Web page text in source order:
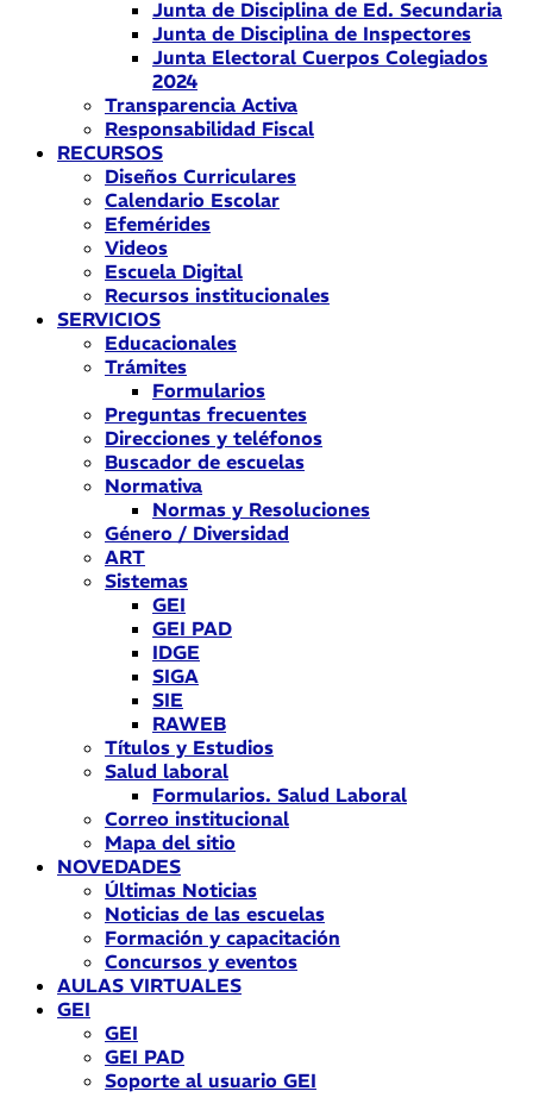
Junta de Disciplina de Ed. Secundaria
Junta de Disciplina de Inspectores
Junta Electoral Cuerpos Colegiados
2024
Transparencia Activa
Responsabilidad Fiscal
RECURSOS
Diseños Curriculares
Calendario Escolar
Efemérides
Videos
Escuela Digital
Recursos institucionales
SERVICIOS
Educacionales
Trámites
Formularios
Preguntas frecuentes
Direcciones y teléfonos
Buscador de escuelas
Normativa
Normas y Resoluciones
Género / Diversidad
ART
Sistemas
GEI
GEI PAD
IDGE
SIGA
SIE
RAWEB
Títulos y Estudios
Salud laboral
Formularios. Salud Laboral
Correo institucional
Mapa del sitio
NOVEDADES
Últimas Noticias
Noticias de las escuelas
Formación y capacitación
Concursos y eventos
AULAS VIRTUALES
GEI
GEI
GEI PAD
Soporte al usuario GEI